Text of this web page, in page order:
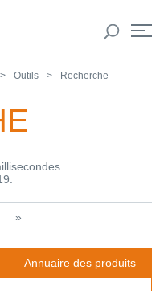
Outils Recherche
»
Annuaire des produits